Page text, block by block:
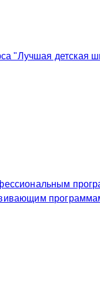
"Лучшая детская
предпрофессиональным
общеразвивающим